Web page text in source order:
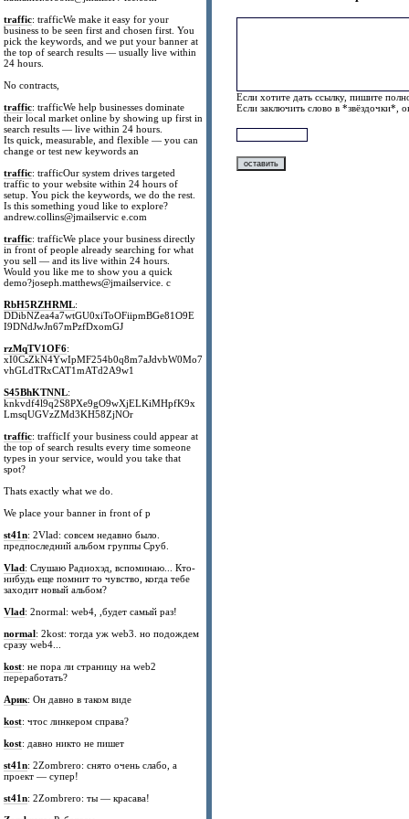
traffic: trafficWe make it easy for your
business to be seen first and chosen first. You
pick the keywords, and we put your banner at
the top of search results — usually live within
24 hours.
No contracts,
traffic: trafficWe help businesses dominate
their local market online by showing up first in
search results — live within 24 hours.
Its quick, measurable, and flexible — you can
change or test new keywords an
traffic: trafficOur system drives targeted
traffic to your website within 24 hours of
setup. You pick the keywords, we do the rest.
Is this something youd like to explore?
andrew.collins@jmailservic e.com
traffic: trafficWe place your business directly
in front of people already searching for what
you sell — and its live within 24 hours.
Would you like me to show you a quick
demo?joseph.matthews@jmailservice. c
RbH5RZHRML:
DDibNZea4a7wtGU0xiToOFiipmBGe81O9E
I9DNdJwJn67mPzfDxomGJ
rzMqTV1OF6:
xI0CsZkN4YwIpMF254b0q8m7aJdvbW0Mo7
vhGLdTRxCAT1mATd2A9w1
S45BhKTNNL:
knkvdf4l9q2S8PXe9gO9wXjELKiMHpfK9x
LmsqUGVzZMd3KH58ZjNOr
traffic: trafficIf your business could appear at
the top of search results every time someone
types in your service, would you take that
spot?
Thats exactly what we do.
We place your banner in front of p
st41n: 2Vlad: совсем недавно было.
предпоследний альбом группы Сруб.
Vlad: Слушаю Радиохэд, вспоминаю... Кто-
нибудь еще помнит то чувство, когда тебе
заходит новый альбом?
Vlad: 2normal: web4, ,будет самый раз!
normal: 2kost: тогда уж web3. но подождем
сразу web4...
kost: не пора ли страницу на web2
переработать?
Арик: Он давно в таком виде
kost: чтос линкером справа?
kost: давно никто не пишет
st41n: 2Zombrero: снято очень слабо, а
проект — супер!
st41n: 2Zombrero: ты — красава!
Если хотите дать ссылку, пишите
Если заключить слово в *звёздочки*,